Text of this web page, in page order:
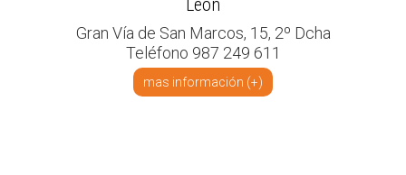
León
Gran Vía de San Marcos, 15, 2º Dcha
Teléfono 987 249 611
mas información (+)